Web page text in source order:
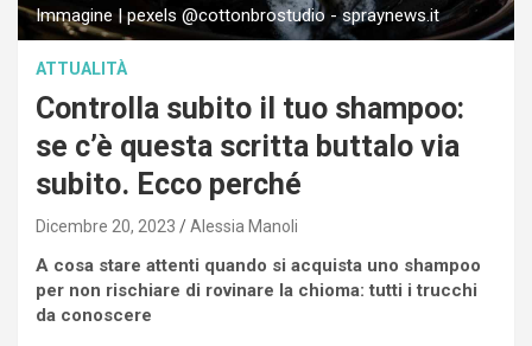
Immagine | pexels @cottonbrostudio - spraynews.it
ATTUALITÀ
Controlla subito il tuo shampoo:
se c’è questa scritta buttalo via
subito. Ecco perché
Dicembre 20, 2023 Alessia Manoli
A cosa stare attenti quando si acquista uno shampoo
per non rischiare di rovinare la chioma: tutti i trucchi
da conoscere